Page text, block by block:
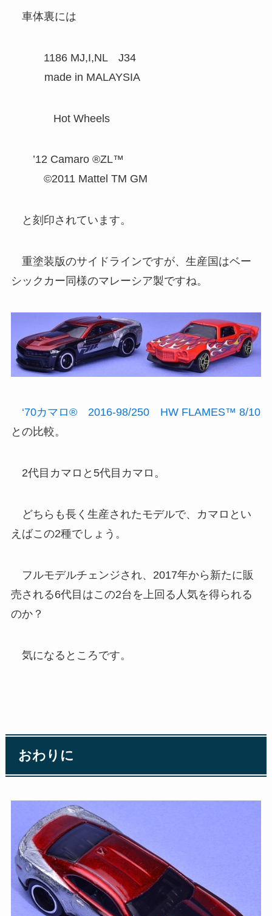
車体裏には
1186 MJ,I,NL J34
made in MALAYSIA
Hot Wheels
’12 Camaro ®ZL™
©2011 Mattel TM GM
と刻印されています。
重塗装版のサイドラインですが、生産国はベー
シックカー同様のマレーシア製ですね。
‘70カマロ® 2016-98/250 HW FLAMES™ 8/10
との比較。
2代目カマロと5代目カマロ。
どちらも長く生産されたモデルで、カマロとい
えばこの2種でしょう。
フルモデルチェンジされ、2017年から新たに販
売される6代目はこの2台を上回る人気を得られる
のか？
気になるところです。
おわりに